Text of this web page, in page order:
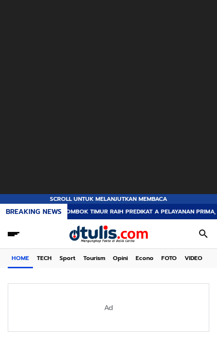
SCROLL UNTUK MELANJUTKAN MEMBACA
BREAKING NEWS
TIMUR RAIH PREDIKAT A PELAYANAN PRIMA, TERBAIK DI JAJARAN
HOME TECH Sport Tourism Opini Econo FOTO VIDEO
Ad